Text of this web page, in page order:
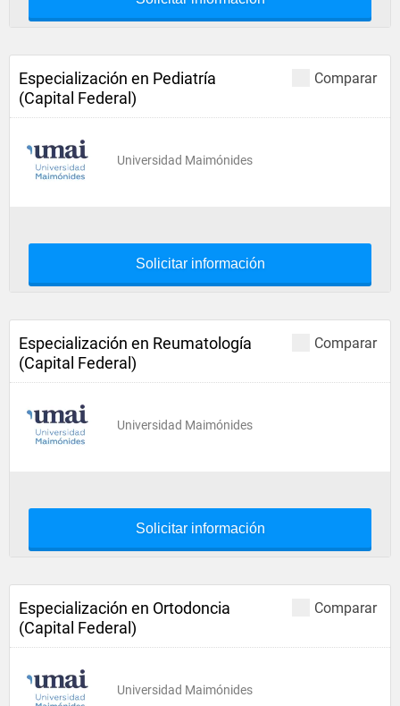
Comparar
Especialización en Pediatría
(Capital Federal)
Universidad Maimónides
Solicitar información
Comparar
Especialización en Reumatología
(Capital Federal)
Universidad Maimónides
Solicitar información
Comparar
Especialización en Ortodoncia
(Capital Federal)
Universidad Maimónides